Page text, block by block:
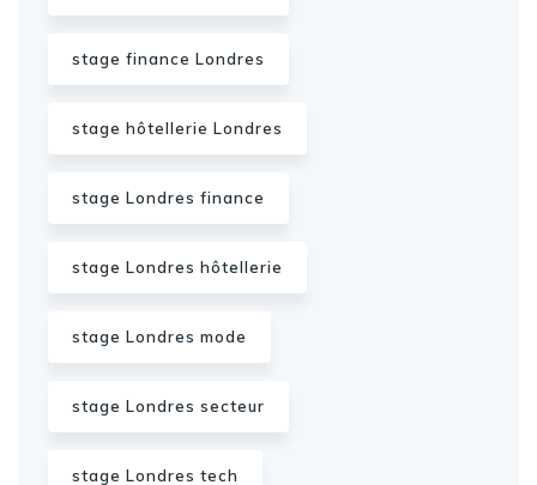
stage finance Londres
stage hôtellerie Londres
stage Londres finance
stage Londres hôtellerie
stage Londres mode
stage Londres secteur
stage Londres tech